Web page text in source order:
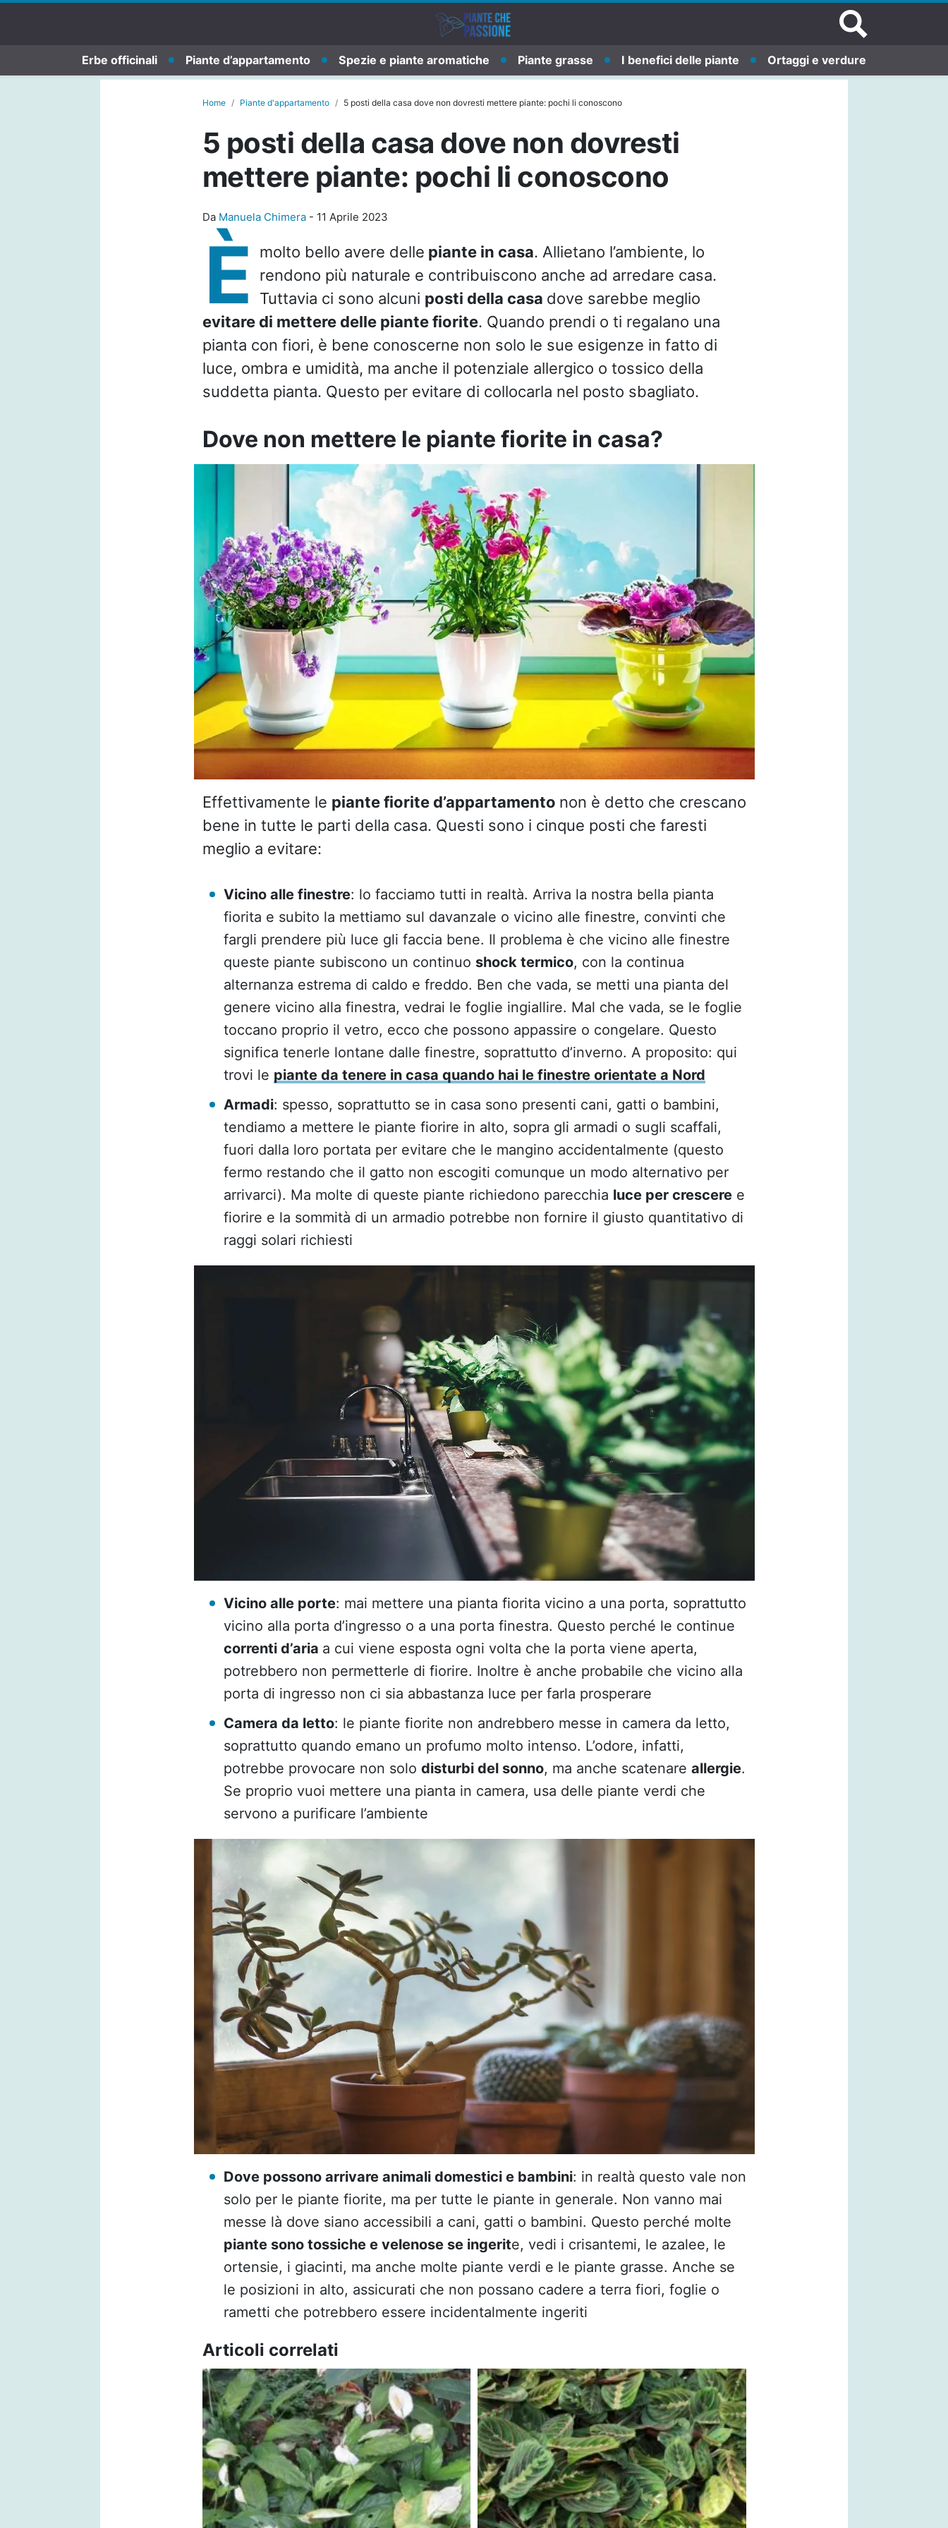
Erbe officinali Piante d’appartamento Spezie e piante aromatiche Piante grasse I benefici delle piante Ortaggi e verdure
Home Piante d'appartamento 5 posti della casa dove non dovresti mettere piante: pochi li conoscono
5 posti della casa dove non dovresti
mettere piante: pochi li conoscono
Da Manuela Chimera- 11 Aprile 2023
È molto bello avere delle piante in casa. Allietano l’ambiente, lo
rendono più naturale e contribuiscono anche ad arredare casa.
Tuttavia ci sono alcuni posti della casa dove sarebbe meglio
evitare di mettere delle piante fiorite. Quando prendi o ti regalano una
pianta con fiori, è bene conoscerne non solo le sue esigenze in fatto di
luce, ombra e umidità, ma anche il potenziale allergico o tossico della
suddetta pianta. Questo per evitare di collocarla nel posto sbagliato.
Dove non mettere le piante fiorite in casa?
Effettivamente le piante fiorite d’appartamento non è detto che crescano
bene in tutte le parti della casa. Questi sono i cinque posti che faresti
meglio a evitare:
Vicino alle finestre: lo facciamo tutti in realtà. Arriva la nostra bella pianta
fiorita e subito la mettiamo sul davanzale o vicino alle finestre, convinti che
fargli prendere più luce gli faccia bene. Il problema è che vicino alle finestre
queste piante subiscono un continuo shock termico, con la continua
alternanza estrema di caldo e freddo. Ben che vada, se metti una pianta del
genere vicino alla finestra, vedrai le foglie ingiallire. Mal che vada, se le foglie
toccano proprio il vetro, ecco che possono appassire o congelare. Questo
significa tenerle lontane dalle finestre, soprattutto d’inverno. A proposito: qui
trovi le piante da tenere in casa quando hai le finestre orientate a Nord
Armadi: spesso, soprattutto se in casa sono presenti cani, gatti o bambini,
tendiamo a mettere le piante fiorire in alto, sopra gli armadi o sugli scaffali,
fuori dalla loro portata per evitare che le mangino accidentalmente (questo
fermo restando che il gatto non escogiti comunque un modo alternativo per
arrivarci). Ma molte di queste piante richiedono parecchia luce per cresceree
fiorire e la sommità di un armadio potrebbe non fornire il giusto quantitativo di
raggi solari richiesti
Vicino alle porte: mai mettere una pianta fiorita vicino a una porta, soprattutto
vicino alla porta d’ingresso o a una porta finestra. Questo perché le continue
correnti d’aria a cui viene esposta ogni volta che la porta viene aperta,
potrebbero non permetterle di fiorire. Inoltre è anche probabile che vicino alla
porta di ingresso non ci sia abbastanza luce per farla prosperare
Camera da letto: le piante fiorite non andrebbero messe in camera da letto,
soprattutto quando emano un profumo molto intenso. L’odore, infatti,
potrebbe provocare non solo disturbi del sonno, ma anche scatenare allergie.
Se proprio vuoi mettere una pianta in camera, usa delle piante verdi che
servono a purificare l’ambiente
Dove possono arrivare animali domestici e bambini: in realtà questo vale non
solo per le piante fiorite, ma per tutte le piante in generale. Non vanno mai
messe là dove siano accessibili a cani, gatti o bambini. Questo perché molte
piante sono tossiche e velenose se ingerite, vedi i crisantemi, le azalee, le
ortensie, i giacinti, ma anche molte piante verdi e le piante grasse. Anche se
le posizioni in alto, assicurati che non possano cadere a terra fiori, foglie o
rametti che potrebbero essere incidentalmente ingeriti
Articoli correlati